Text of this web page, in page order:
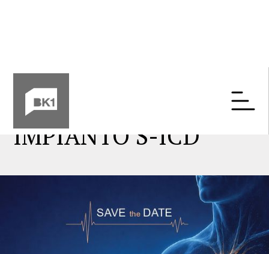
15 ANNI DAL PRIMO
IMPIANTO S-ICD